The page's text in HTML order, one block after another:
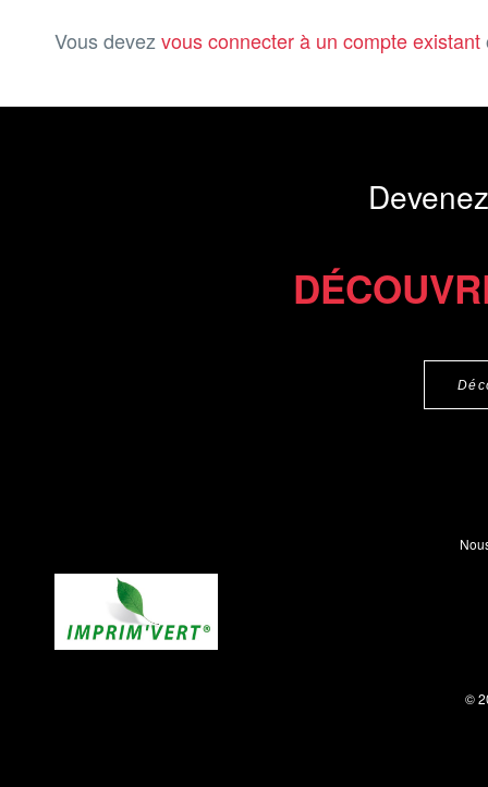
Vous devez vous connecter à un compte existant
©